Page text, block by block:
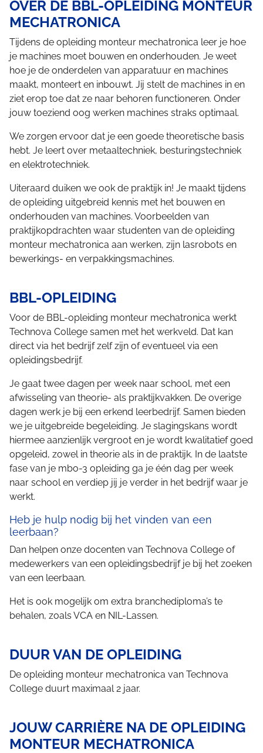
OVER DE BBL-OPLEIDING MONTEUR
MECHATRONICA
Tijdens de opleiding monteur mechatronica leer je hoe
je machines moet bouwen en onderhouden. Je weet
hoe je de onderdelen van apparatuur en machines
maakt, monteert en inbouwt. Jij stelt de machines in en
ziet erop toe dat ze naar behoren functioneren. Onder
jouw toeziend oog werken machines straks optimaal.
We zorgen ervoor dat je een goede theoretische basis
hebt. Je leert over metaaltechniek, besturingstechniek
en elektrotechniek.
Uiteraard duiken we ook de praktijk in! Je maakt tijdens
de opleiding uitgebreid kennis met het bouwen en
onderhouden van machines. Voorbeelden van
praktijkopdrachten waar studenten van de opleiding
monteur mechatronica aan werken, zijn lasrobots en
bewerkings- en verpakkingsmachines.
BBL-OPLEIDING
Voor de BBL-opleiding monteur mechatronica werkt
Technova College samen met het werkveld. Dat kan
direct via het bedrijf zelf zijn of eventueel via een
opleidingsbedrijf.
Je gaat twee dagen per week naar school, met een
afwisseling van theorie- als praktijkvakken. De overige
dagen werk je bij een erkend leerbedrijf. Samen bieden
we je uitgebreide begeleiding. Je slagingskans wordt
hiermee aanzienlijk vergroot en je wordt kwalitatief goed
opgeleid, zowel in theorie als in de praktijk. In de laatste
fase van je mbo-3 opleiding ga je één dag per week
naar school en verdiep jij je verder in het bedrijf waar je
werkt.
Heb je hulp nodig bij het vinden van een
leerbaan?
Dan helpen onze docenten van Technova College of
medewerkers van een opleidingsbedrijf je bij het zoeken
van een leerbaan.
Het is ook mogelijk om extra branchediploma’s te
behalen, zoals VCA en NIL-Lassen.
DUUR VAN DE OPLEIDING
De opleiding monteur mechatronica van Technova
College duurt maximaal 2 jaar.
JOUW CARRIÈRE NA DE OPLEIDING
MONTEUR MECHATRONICA